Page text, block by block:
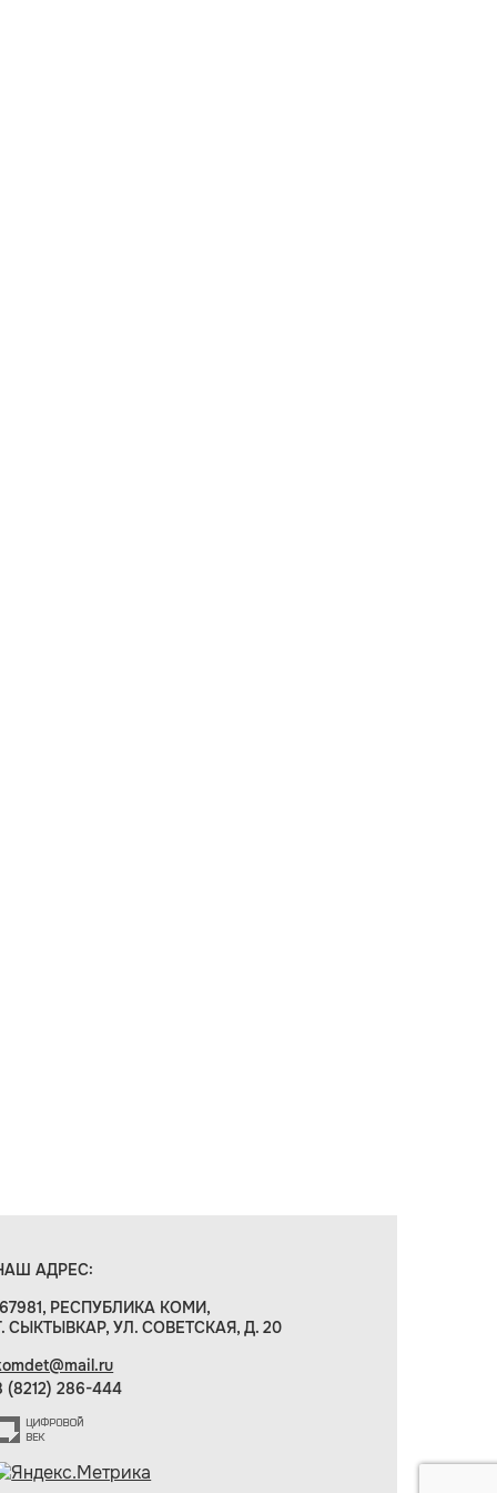
АДРЕС:
РЕСПУБЛИКА КОМИ,
СЫКТЫВКАР, УЛ. СОВЕТСКАЯ, Д. 20
(8212) 286-444